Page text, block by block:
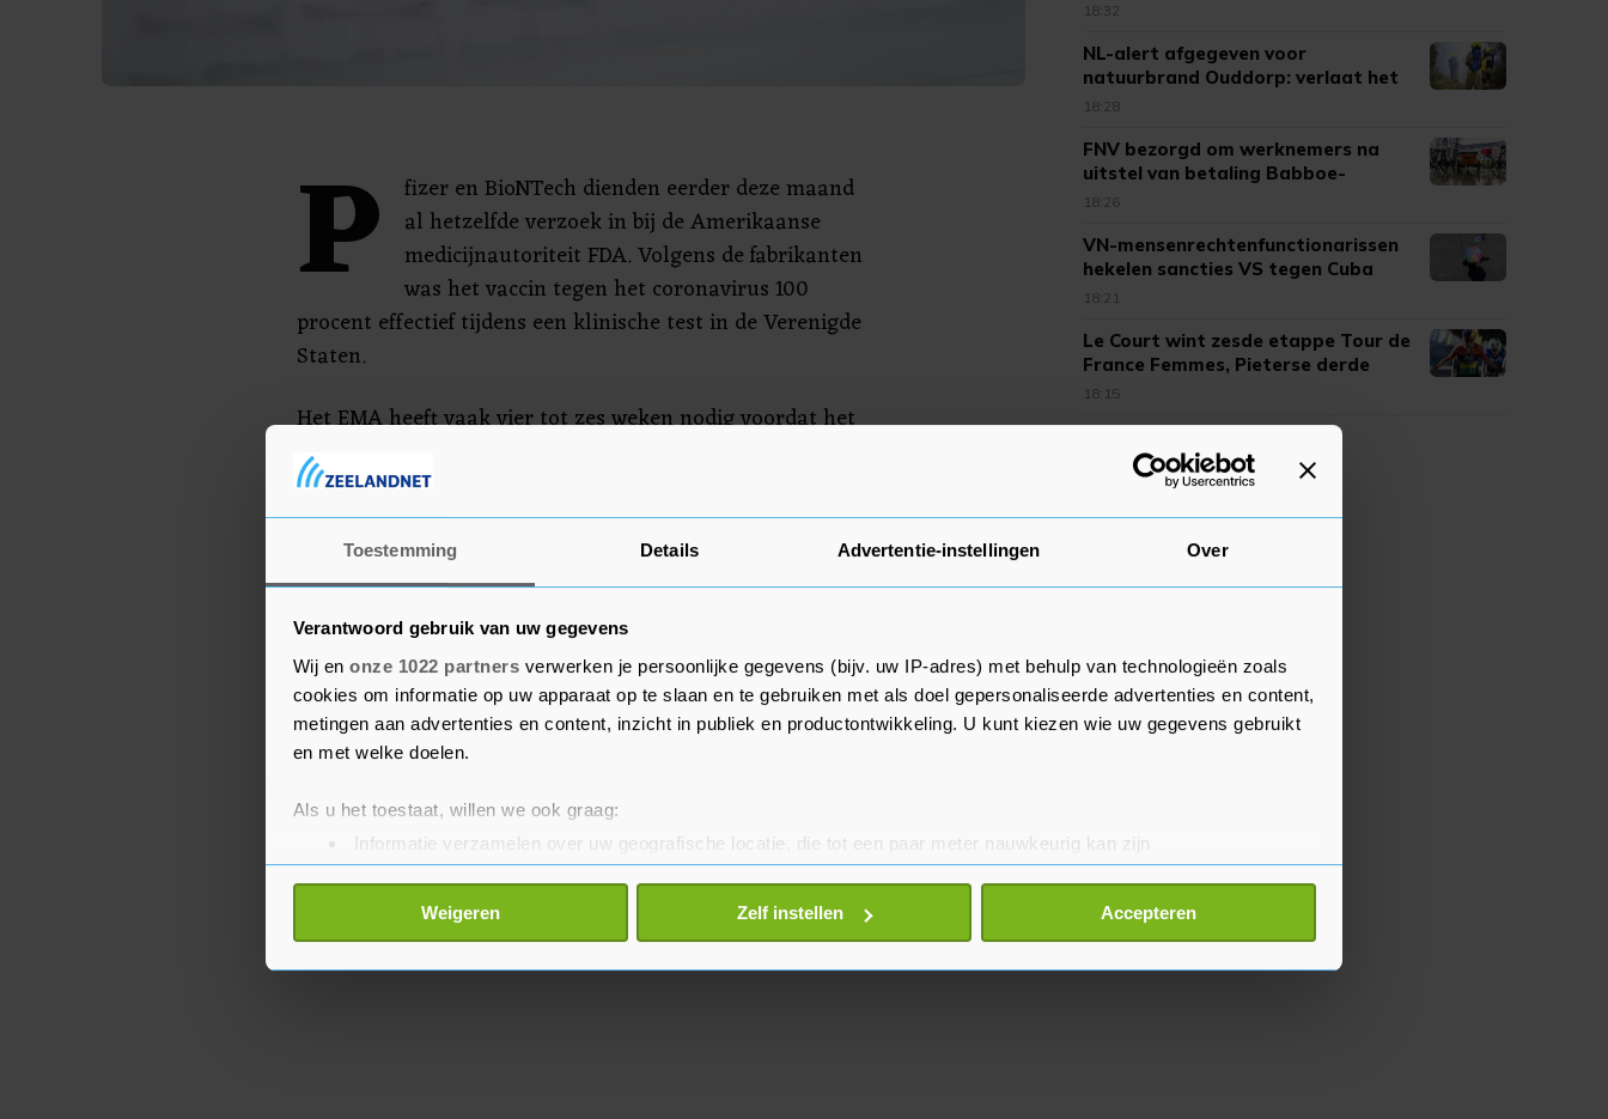
Toestemming Details Advertentie-instellingen Over
Verantwoord gebruik van uw gegevens
Wij en onze 1022 partners verwerken je persoonlijke gegevens (bijv. uw IP-adres) met behulp van technologieën zoals
cookies om informatie op uw apparaat op te slaan en te gebruiken met als doel gepersonaliseerde advertenties en content,
metingen aan advertenties en content, inzicht in publiek en productontwikkeling. U kunt kiezen wie uw gegevens gebruikt
en met welke doelen.
Als u het toestaat, willen we ook graag:
Informatie verzamelen over uw geografische locatie, die tot een paar meter nauwkeurig kan zijn
Uw apparaat identificeren door het actief te scannen op specifieke eigenschappen (fingerprinting)
Lees meer over hoe uw persoonlijke gegevens worden verwerkt en stel uw voorkeuren in het
detailgedeelte
toestemming op elk moment wijzigen of intrekken in de Cookieverklaring.
Weigeren Zelf instellen Accepteren
P
fizer en BioNTech dienden eerder deze maand
al hetzelfde verzoek in bij de Amerikaanse
medicijnautoriteit FDA. Volgens de fabrikanten
was het vaccin tegen het coronavirus 100
procent effectief tijdens een klinische test in de Verenigde
Staten.
Het EMA heeft vaak vier tot zes weken nodig voordat het
een beslissing heeft genomen. Kinderen tussen de 12 en
15 jaar oud kunnen op zijn vroegst vanaf half juni
worden ingeënt met het vaccin in Europa. De meeste
landen prikken eerst ouderen, waardoor de jongeren in
juni nog niet aan de beurt zijn.
18:32
NL-alert afgegeven voor
natuurbrand Ouddorp: verlaat het
gebied
18:28
FNV bezorgd om werknemers na
uitstel van betaling Babboe-
moeder
18:26
VN-mensenrechtenfunctionarissen
hekelen sancties VS tegen Cuba
18:21
Le Court wint zesde etappe Tour de
France Femmes, Pieterse derde
18:15